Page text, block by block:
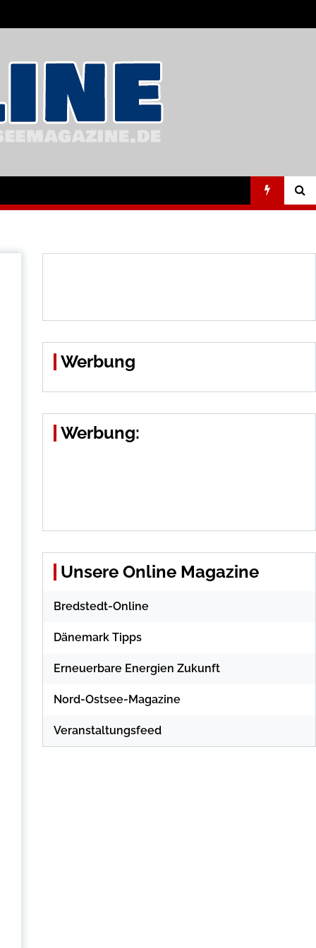
Werbung
Werbung:
Unsere Online Magazine
Bredstedt-Online
Dänemark Tipps
Erneuerbare Energien Zukunft
Nord-Ostsee-Magazine
Veranstaltungsfeed